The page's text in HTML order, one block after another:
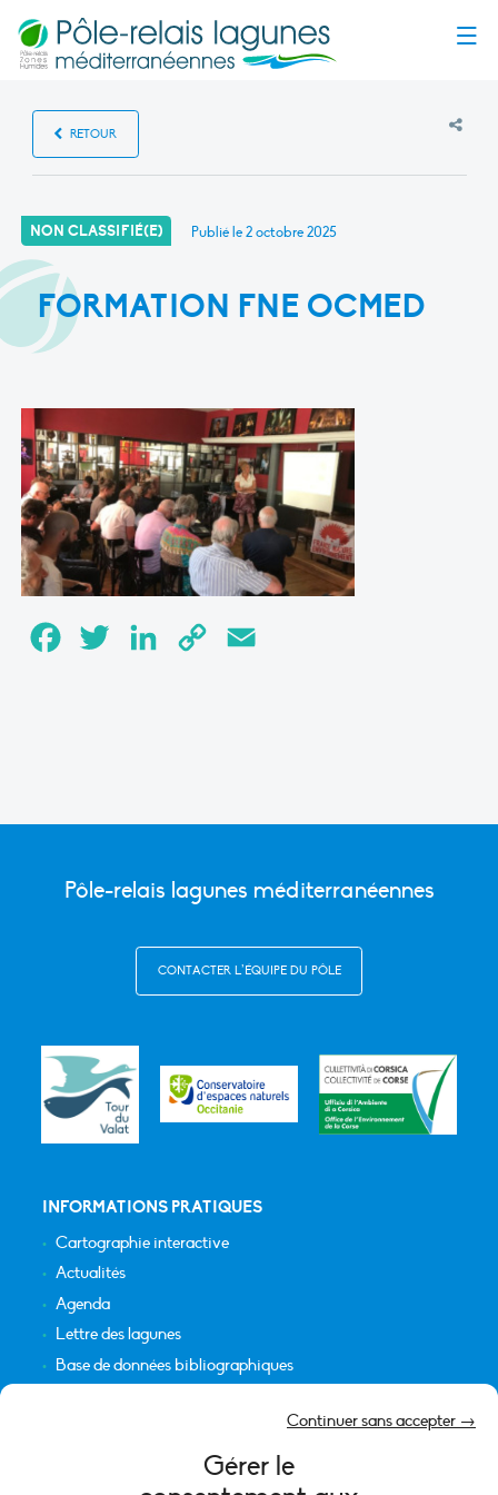
Gérer le
Continuer sans accepter →
RETOUR
NON CLASSIFIÉ(E) Publié le2 octobre 2025
FORMATION FNE OCMED
FacebookTwitter LinkedInCopy
Pôle-relais lagunes méditerranéennes
CONTACTER L’ÉQUIPE DU PÔLE
INFORMATIONS PRATIQUES
Cartographie interactive
Actualités
Agenda
Lettre des lagunes
Base de données bibliographiques